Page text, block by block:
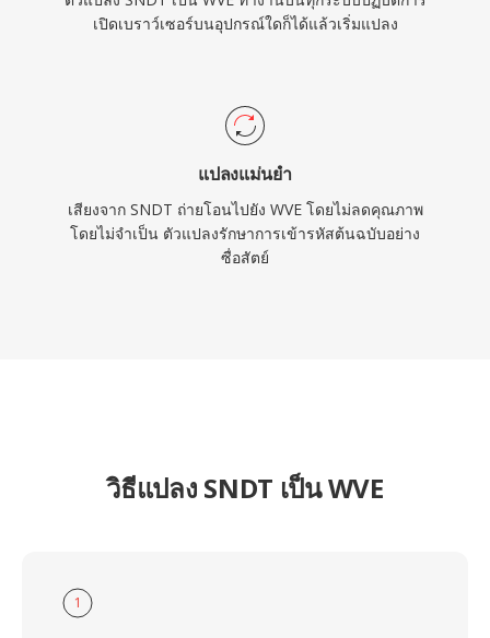
เปิดเบราว์เซอร์บนอุปกรณ์ใดก็ได้แล้วเริ่มแปลง
แปลงแม่นยำ
เสียงจาก SNDT ถ่ายโอนไปยัง WVE โดยไม่ลดคุณภาพ
โดยไม่จำเป็น ตัวแปลงรักษาการเข้ารหัสต้นฉบับอย่าง
ซื่อสัตย์
วิธีแปลง SNDT เป็น WVE
1